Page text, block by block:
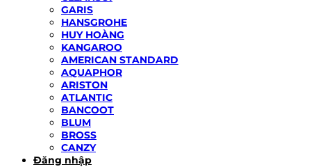
GARIS
HANSGROHE
HUY HOÀNG
KANGAROO
AMERICAN STANDARD
AQUAPHOR
ARISTON
ATLANTIC
BANCOOT
BLUM
BROSS
CANZY
Đăng nhập